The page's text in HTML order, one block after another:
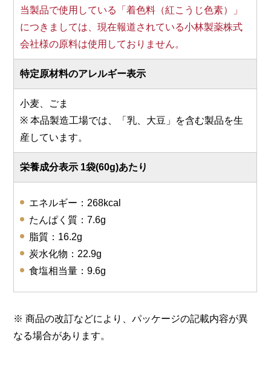
当製品で使用している「着色料（紅こうじ色素）」
につきましては、現在報道されている小林製薬株式
会社様の原料は使用しておりません。
特定原材料のアレルギー表示
小麦、ごま
※ 本品製造工場では、「乳、大豆」を含む製品を生
産しています。
栄養成分表示 1袋(60g)あたり
エネルギー：268kcal
たんぱく質：7.6g
脂質：16.2g
炭水化物：22.9g
食塩相当量：9.6g
※ 商品の改訂などにより、パッケージの記載内容が異
なる場合があります。